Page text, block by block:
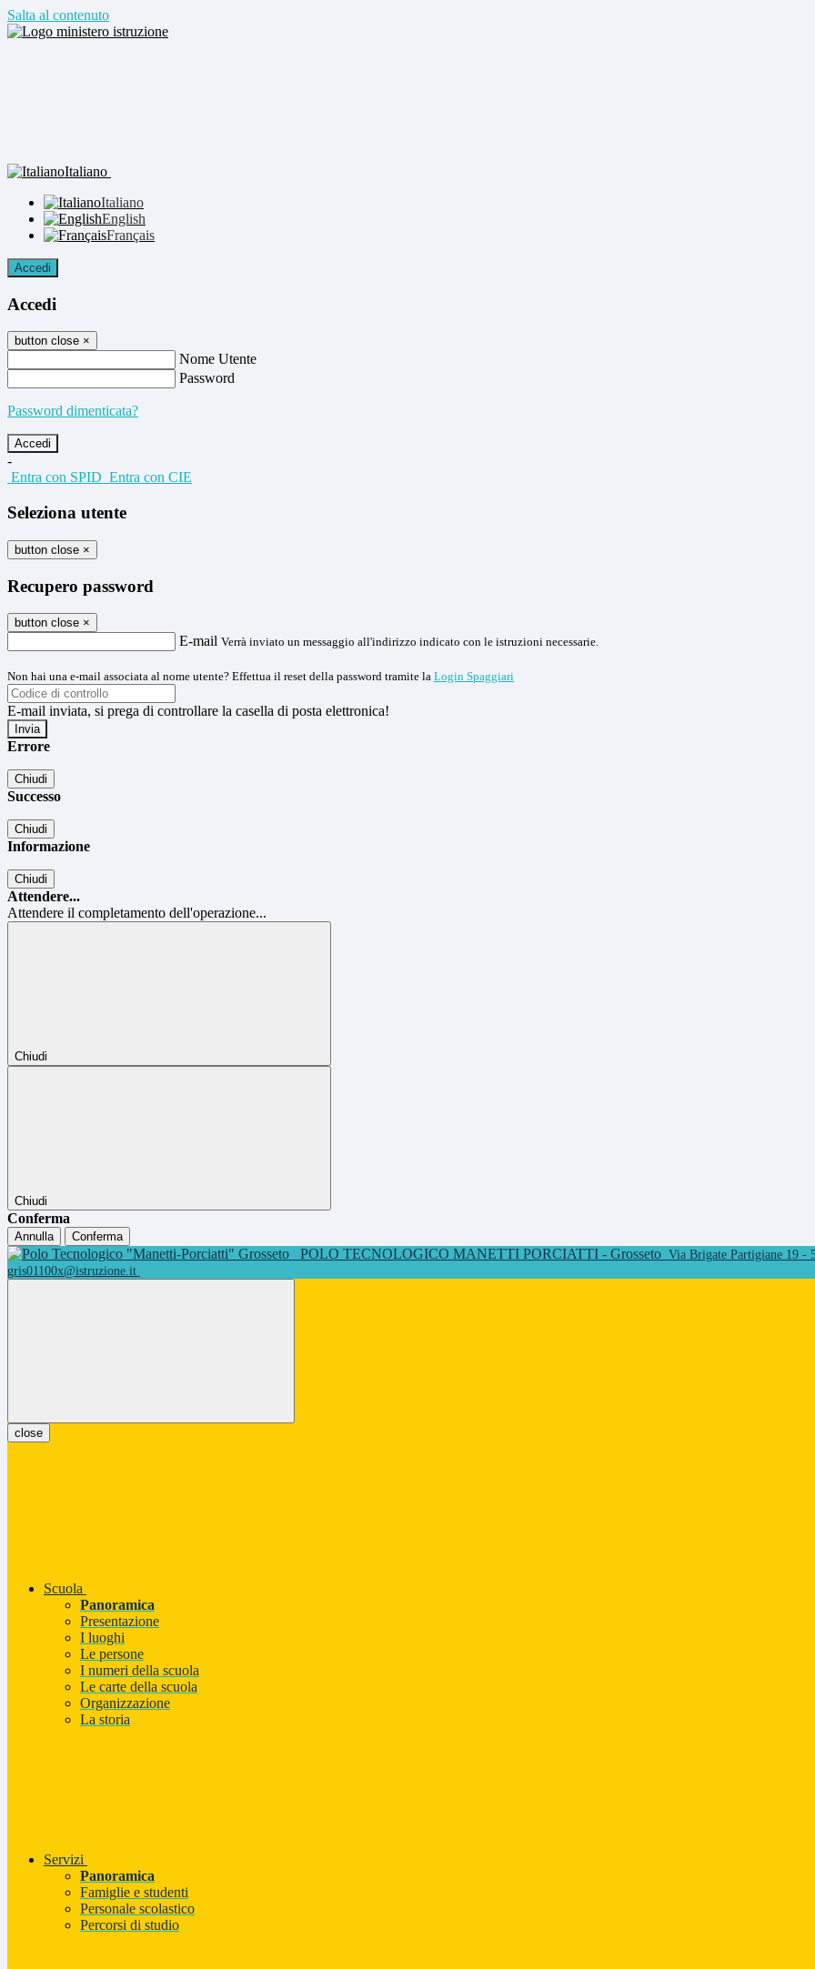
Salta al contenuto
Italiano
Italiano
English
Français
Accedi
Accedi
button close ×
Nome Utente
Password
Password dimenticata?
-
Entra con SPID Entra con CIE
Seleziona utente
button close ×
Recupero password
button close ×
E-mail Verrà inviato un messaggio all'indirizzo indicato con le istruzioni necessarie.
Non hai una e-mail associata al nome utente? Effettua il reset della password tramite la Login Spaggiari
E-mail inviata, si prega di controllare la casella di posta elettronica!
Errore
Chiudi
Successo
Chiudi
Informazione
Chiudi
Attendere...
Attendere il completamento dell'operazione...
Chiudi
Chiudi
Conferma
Annulla Conferma
POLO TECNOLOGICO MANETTI PORCIATTI - Grosseto Via Brigate Partigiane 19 -
gris01100x@istruzione.it
close
Scuola
Panoramica
Presentazione
I luoghi
Le persone
I numeri della scuola
Le carte della scuola
Organizzazione
La storia
Servizi
Panoramica
Famiglie e studenti
Personale scolastico
Percorsi di studio